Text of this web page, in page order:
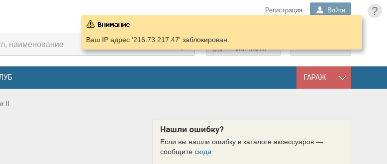
?
Регистрация Войти
ЗАПЧАСТИ
ГАРАЖ
II
Ваш IP адрес '216.73.217.47' заблокирован.
Нашли ошибку?
Если вы нашли ошибку в каталоге аксессуаров —
сообщите сюда